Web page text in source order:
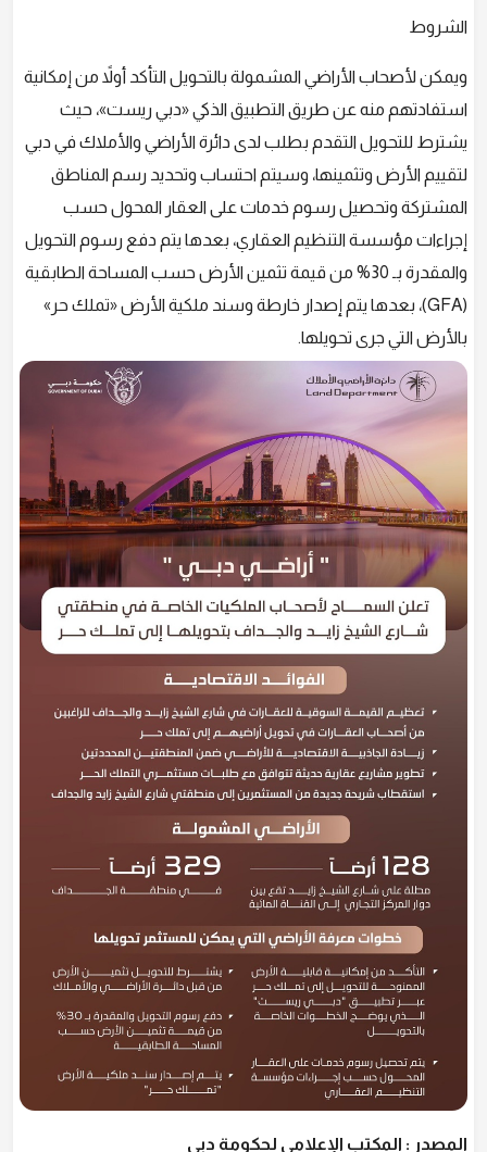
الشروط
ويمكن لأصحاب الأراضي المشمولة بالتحويل التأكد أولاً من إمكانية
استفادتهم منه عن طريق التطبيق الذكي «دبي ريست»، حيث
يشترط للتحويل التقدم بطلب لدى دائرة الأراضي والأملاك في دبي
لتقييم الأرض وتثمينها، وسيتم احتساب وتحديد رسم المناطق
المشتركة وتحصيل رسوم خدمات على العقار المحول حسب
إجراءات مؤسسة التنظيم العقاري، بعدها يتم دفع رسوم التحويل
والمقدرة بـ 30% من قيمة تثمين الأرض حسب المساحة الطابقية
(GFA)، بعدها يتم إصدار خارطة وسند ملكية الأرض «تملك حر»
بالأرض التي جرى تحويلها.
المصدر : المكتب الإعلامي لحكومة دبي